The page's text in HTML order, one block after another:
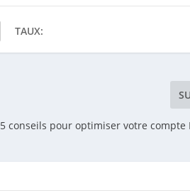
TAUX:
5 conseils pour optimiser votre compte